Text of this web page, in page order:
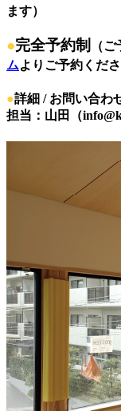
ます）
●完全予約制 （
ムよりご予約くだ
●詳細 / お問い合わ
担当：山田（